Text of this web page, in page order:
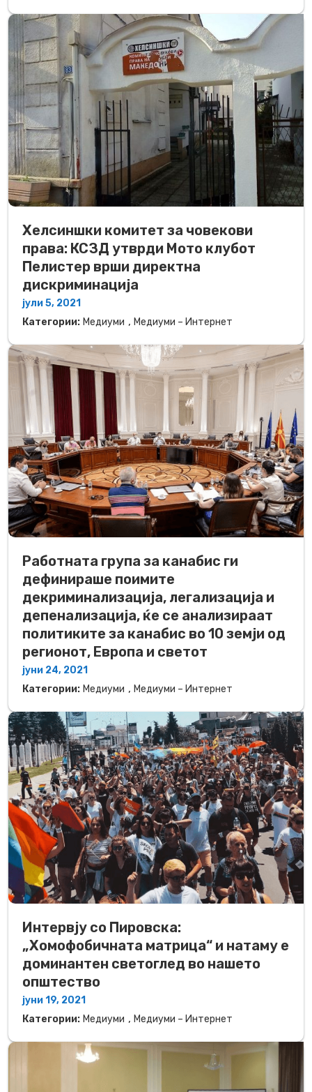
Хелсиншки комитет за човекови
права: КСЗД утврди Мото клубот
Пелистер врши директна
дискриминација
јули 5, 2021
Категории: Медиуми , Медиуми – Интернет
Работната група за канабис ги
дефинираше поимите
декриминализација, легализација и
депенализација, ќе се анализираат
политиките за канабис во 10 земји од
регионот, Европа и светот
јуни 24, 2021
Категории: Медиуми , Медиуми – Интернет
Интервју со Пировска:
„Хомофобичната матрица“ и натаму е
доминантен светоглед во нашето
општество
јуни 19, 2021
Категории: Медиуми , Медиуми – Интернет